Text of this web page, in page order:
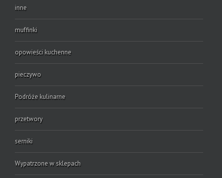
inne
muffinki
opowieści kuchenne
pieczywo
Podróże kulinarne
przetwory
serniki
Wypatrzone w sklepach